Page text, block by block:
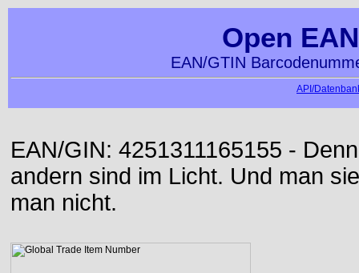
Open
EAN/GTIN
API/
EAN/GIN: 4251311165155 -
andern sind im Licht. Und man
man nicht.